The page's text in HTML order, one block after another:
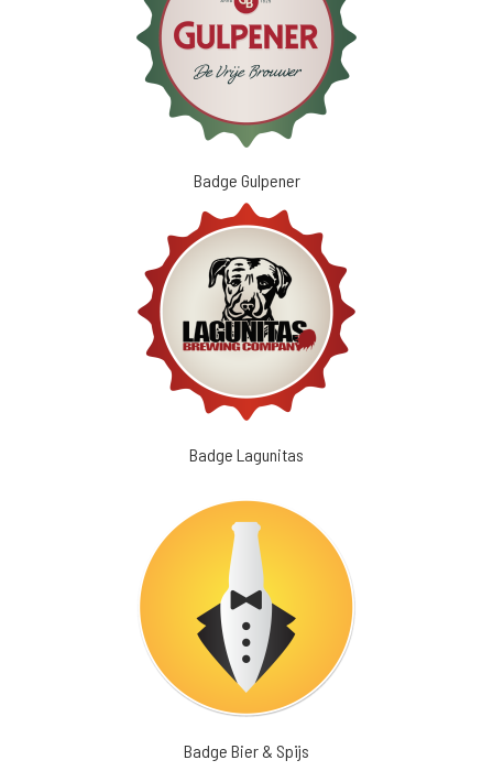
Badge Gulpener
Badge Lagunitas
Badge Bier & Spijs